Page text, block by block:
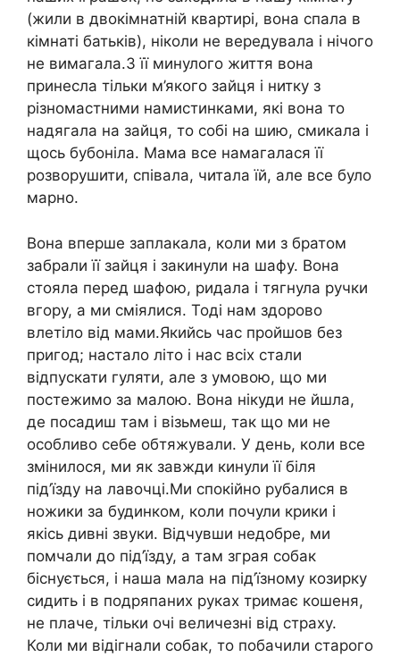
(жили в двокімнатній квартирі, вона спала в
кімнаті батьків), ніколи не вередувала і нічого
не вимагала.З її минулого життя вона
принесла тільки м’якого зайця і нитку з
різномастними намистинками, які вона то
надягала на зайця, то собі на шию, смикала і
щось бубоніла. Мама все намагалася її
розворушити, співала, читала їй, але все було
марно.
Вона вперше заплакала, коли ми з братом
забрали її зайця і закинули на шафу. Вона
стояла перед шафою, ридала і тягнула ручки
вгору, а ми сміялися. Тоді нам здорово
влетіло від мами.Якийсь час пройшов без
пригод; настало літо і нас всіх стали
відпускати гуляти, але з умовою, що ми
постежимо за малою. Вона нікуди не йшла,
де посадиш там і візьмеш, так що ми не
особливо себе обтяжували. У день, коли все
змінилося, ми як завжди кинули її біля
під’їзду на лавочці.Ми спокійно рубалися в
ножики за будинком, коли почули крики і
якісь дивні звуки. Відчувши недобре, ми
помчали до під’їзду, а там зграя собак
біснується, і наша мала на під’їзному козирку
сидить і в подряпаних руках тримає кошеня,
не плаче, тільки очі величезні від страху.
Коли ми відігнали собак, то побачили старого